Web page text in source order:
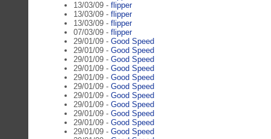
13/03/09 - flipper
13/03/09 - flipper
13/03/09 - flipper
07/03/09 - flipper
29/01/09 - Good Speed
29/01/09 - Good Speed
29/01/09 - Good Speed
29/01/09 - Good Speed
29/01/09 - Good Speed
29/01/09 - Good Speed
29/01/09 - Good Speed
29/01/09 - Good Speed
29/01/09 - Good Speed
29/01/09 - Good Speed
29/01/09 - Good Speed